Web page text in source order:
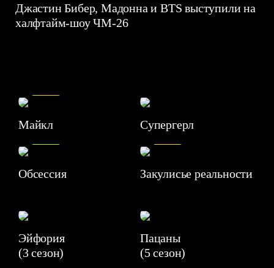
Джастин Бибер, Мадонна и BTS выступили на
халфтайм-шоу ЧМ-26
Майкл Супергерл
Обсессия
7.1
Закулисье реальности
Эйфория
(3 сезон)
Пацаны
(5 сезон)